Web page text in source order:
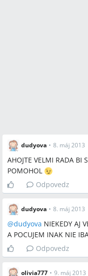
dudyova • 8. máj 2013
AHOJTE VELMI RADA BI
POMOHOL
Odpovedz
dudyova • 8. máj 2013
@dudyova NIEKEDY AJ
A POCUJEM INAK NIE
Odpovedz
olivia777 • 9. máj 2013